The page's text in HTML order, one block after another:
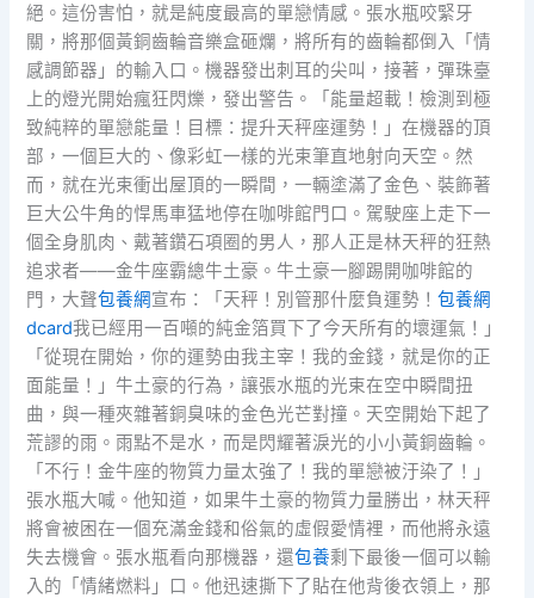
絕。這份害怕，就是純度最高的單戀情感。張水瓶咬緊牙
關，將那個黃銅齒輪音樂盒砸爛，將所有的齒輪都倒入「情
感調節器」的輸入口。機器發出刺耳的尖叫，接著，彈珠臺
上的燈光開始瘋狂閃爍，發出警告。「能量超載！檢測到極
致純粹的單戀能量！目標：提升天秤座運勢！」在機器的頂
部，一個巨大的、像彩虹一樣的光束筆直地射向天空。然
而，就在光束衝出屋頂的一瞬間，一輛塗滿了金色、裝飾著
巨大公牛角的悍馬車猛地停在咖啡館門口。駕駛座上走下一
個全身肌肉、戴著鑽石項圈的男人，那人正是林天秤的狂熱
追求者——金牛座霸總牛土豪。牛土豪一腳踢開咖啡館的
門，大聲包養網宣布：「天秤！別管那什麼負運勢！包養網
dcard我已經用一百噸的純金箔買下了今天所有的壞運氣！」
「從現在開始，你的運勢由我主宰！我的金錢，就是你的正
面能量！」牛土豪的行為，讓張水瓶的光束在空中瞬間扭
曲，與一種夾雜著銅臭味的金色光芒對撞。天空開始下起了
荒謬的雨。雨點不是水，而是閃耀著淚光的小小黃銅齒輪。
「不行！金牛座的物質力量太強了！我的單戀被汙染了！」
張水瓶大喊。他知道，如果牛土豪的物質力量勝出，林天秤
將會被困在一個充滿金錢和俗氣的虛假愛情裡，而他將永遠
失去機會。張水瓶看向那機器，還包養剩下最後一個可以輸
入的「情緒燃料」口。他迅速撕下了貼在他背後衣領上，那